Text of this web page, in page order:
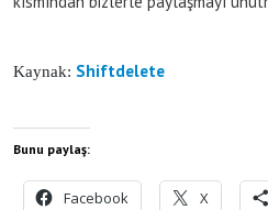
Kaynak: Shiftdelete
Bunu paylaş:
Facebook X